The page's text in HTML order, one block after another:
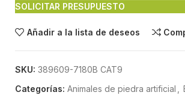
SOLICITAR PRESUPUESTO
Añadir a la lista de deseos
SKU: 389609-7180B CAT9
Categorías: Animales de piedra artificial